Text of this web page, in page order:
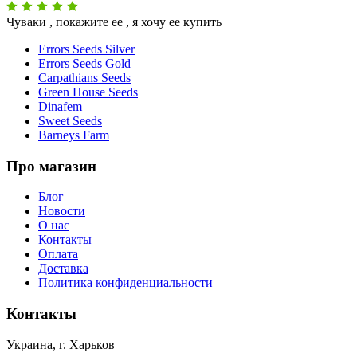
Чуваки , покажите ее , я хочу ее купить
Errors Seeds Silver
Errors Seeds Gold
Carpathians Seeds
Green House Seeds
Dinafem
Sweet Seeds
Barneys Farm
Про магазин
Блог
Новости
О нас
Контакты
Оплата
Доставка
Политика конфиденциальности
Контакты
Украина, г. Харьков